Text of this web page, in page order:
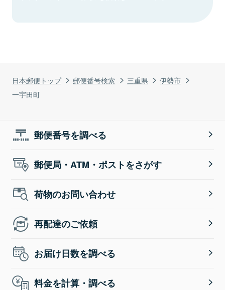
日本郵便トップ 郵便番号検索 三重県
伊勢市
一宇田町
郵便番号を調べる
郵便局・ATM・ポストをさがす
荷物のお問い合わせ
再配達のご依頼
お届け日数を調べる
料金を計算・調べる